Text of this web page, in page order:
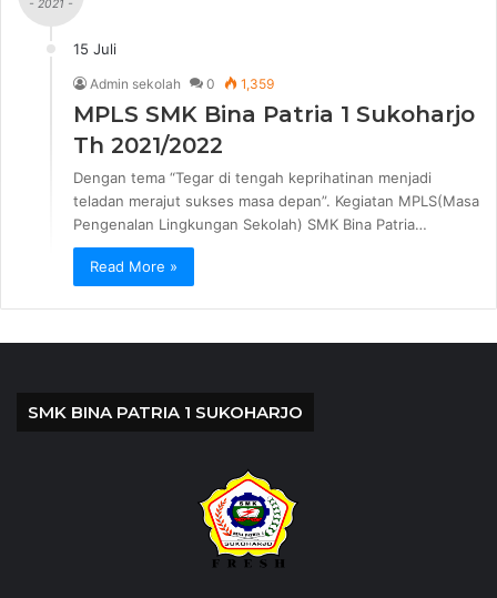
- 2021 -
15 Juli
Admin sekolah 0 1,359
MPLS SMK Bina Patria 1 Sukoharjo
Th 2021/2022
Dengan tema “Tegar di tengah keprihatinan menjadi
teladan merajut sukses masa depan”. Kegiatan MPLS(Masa
Pengenalan Lingkungan Sekolah) SMK Bina Patria…
Read More »
SMK BINA PATRIA 1 SUKOHARJO